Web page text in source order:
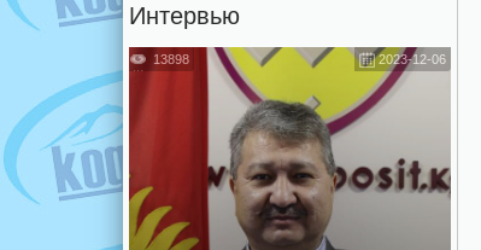
Интервью
2023-12-06
13898